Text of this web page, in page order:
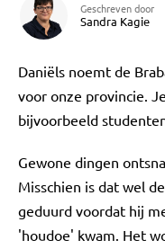
Geschreven door
Sandra Kagie
Daniëls noemt de
voor onze provincie.
bijvoorbeeld
Gewone dingen
Misschien is dat wel
geduurd voordat hij
'houdoe' kwam. Het